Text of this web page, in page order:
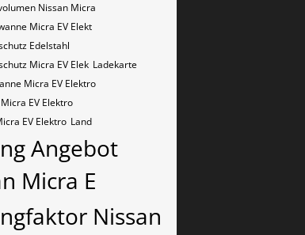
Nissan Micra
Micra EV Elekt
Edelstahl
Micra EV Elek Ladekarte
Micra EV Elektro
EV Elektro
EV Elektro Land
Angebot
Micra E
Nissan